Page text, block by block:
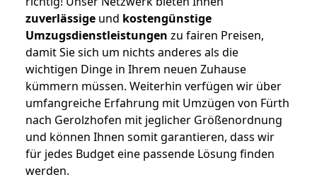
zuverlässige und kostengünstige
Umzugsdienstleistungen zu fairen Preisen,
damit Sie sich um nichts anderes als die
wichtigen Dinge in Ihrem neuen Zuhause
kümmern müssen. Weiterhin verfügen wir über
umfangreiche Erfahrung mit Umzügen von Fürth
nach Gerolzhofen mit jeglicher Größenordnung
und können Ihnen somit garantieren, dass wir
für jedes Budget eine passende Lösung finden
werden.